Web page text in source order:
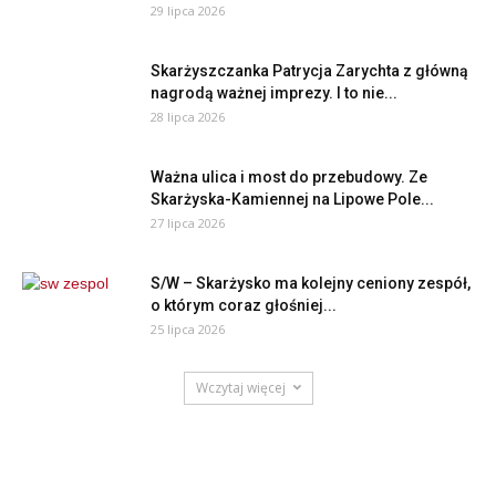
29 lipca 2026
Skarżyszczanka Patrycja Zarychta z główną
nagrodą ważnej imprezy. I to nie...
28 lipca 2026
Ważna ulica i most do przebudowy. Ze
Skarżyska-Kamiennej na Lipowe Pole...
27 lipca 2026
S/W – Skarżysko ma kolejny ceniony zespół,
o którym coraz głośniej...
25 lipca 2026
Wczytaj więcej